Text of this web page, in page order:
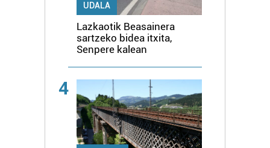
UDALA
Lazkaotik Beasainera
sartzeko bidea itxita,
Senpere kalean
4